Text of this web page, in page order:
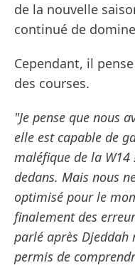
de la nouvelle
continué de
Cependant, il
des courses.
"Je pense que nous
elle est capable de
maléfique de la
dedans. Mais nous
optimisé pour le
finalement des
parlé après Djeddah
permis de